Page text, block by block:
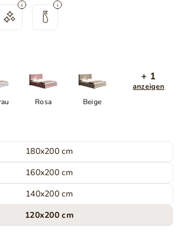
Rosa Beige
+ 1
anzeigen
180x200 cm
160x200 cm
140x200 cm
120x200 cm